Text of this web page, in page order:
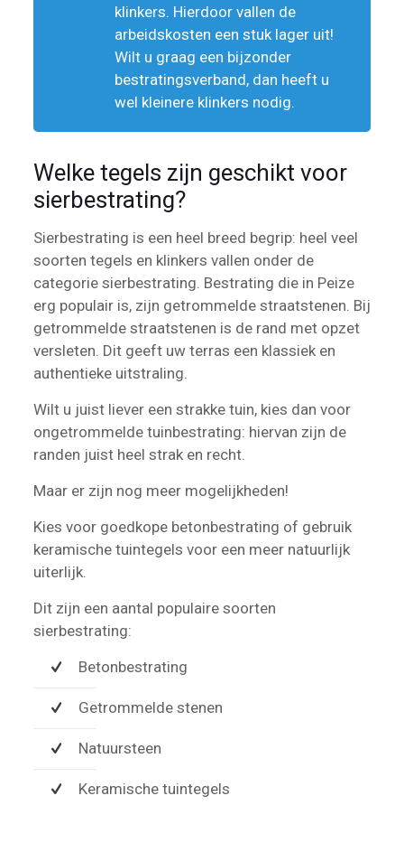
klinkers. Hierdoor vallen de
arbeidskosten een stuk lager uit!
Wilt u graag een bijzonder
bestratingsverband, dan heeft u
wel kleinere klinkers nodig.
Welke tegels zijn geschikt voor
sierbestrating?
Sierbestrating is een heel breed begrip: heel veel
soorten tegels en klinkers vallen onder de
categorie sierbestrating. Bestrating die in Peize
erg populair is, zijn getrommelde straatstenen. Bij
getrommelde straatstenen is de rand met opzet
versleten. Dit geeft uw terras een klassiek en
authentieke uitstraling.
Wilt u juist liever een strakke tuin, kies dan voor
ongetrommelde tuinbestrating: hiervan zijn de
randen juist heel strak en recht.
Maar er zijn nog meer mogelijkheden!
Kies voor goedkope betonbestrating of gebruik
keramische tuintegels voor een meer natuurlijk
uiterlijk.
Dit zijn een aantal populaire soorten
sierbestrating:
Betonbestrating
Getrommelde stenen
Natuursteen
Keramische tuintegels